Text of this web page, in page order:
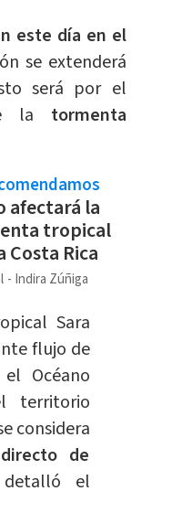
este día en el
se extenderá
será por el
la tormenta
afectará la
tropical
Costa Rica
Indira Zúñiga
Sara
flujo de
Océano
territorio
considera
de
el